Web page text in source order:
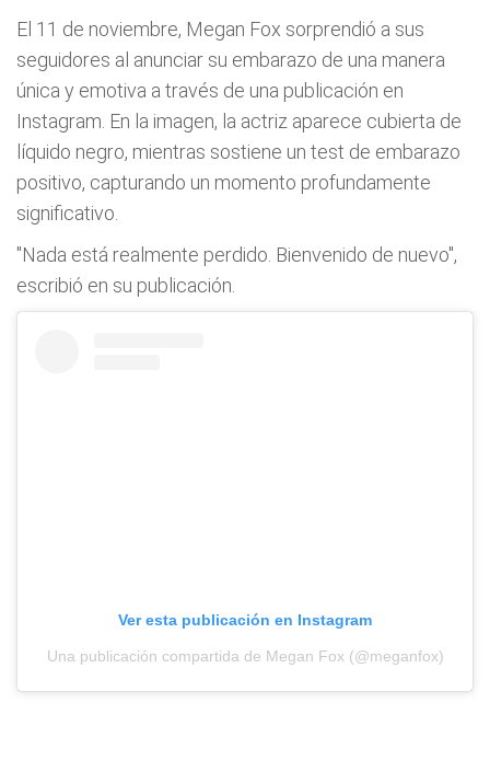
El 11 de noviembre, Megan Fox sorprendió a sus
seguidores al anunciar su embarazo de una manera
única y emotiva a través de una publicación en
Instagram. En la imagen, la actriz aparece cubierta de
líquido negro, mientras sostiene un test de embarazo
positivo, capturando un momento profundamente
significativo.
"Nada está realmente perdido. Bienvenido de nuevo",
escribió en su publicación.
Ver esta publicación en Instagram
Una publicación compartida de Megan Fox (@meganfox)